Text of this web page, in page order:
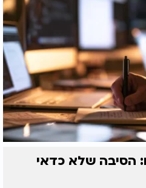
הסיבה שלא כדאי